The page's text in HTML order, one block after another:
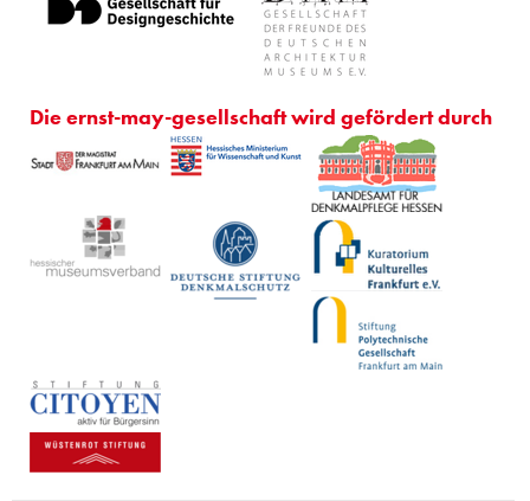
Die ernst-may-gesellschaft wird gefördert durch